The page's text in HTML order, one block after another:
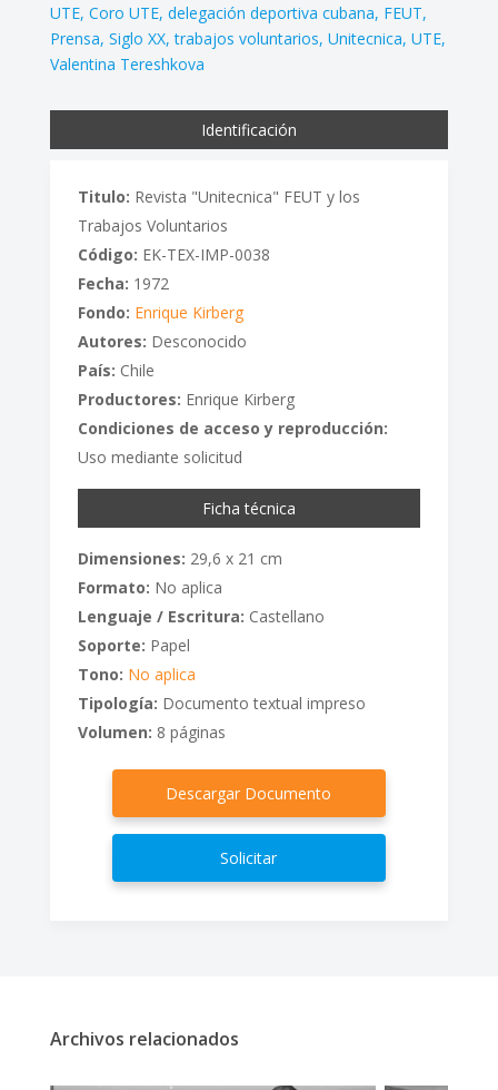
UTE Coro UTE delegación deportiva cubana FEUT
Prensa Siglo XX trabajos voluntarios Unitecnica UTE
Valentina Tereshkova
Identificación
Titulo: Revista "Unitecnica" FEUT y los
Trabajos Voluntarios
Código: EK-TEX-IMP-0038
Fecha: 1972
Fondo: Enrique Kirberg
Autores: Desconocido
País: Chile
Productores: Enrique Kirberg
Condiciones de acceso y reproducción:
Uso mediante solicitud
Ficha técnica
Dimensiones: 29,6 x 21 cm
Formato: No aplica
Lenguaje / Escritura: Castellano
Soporte: Papel
Tono: No aplica
Tipología: Documento textual impreso
Volumen: 8 páginas
Descargar Documento
Solicitar
Archivos relacionados